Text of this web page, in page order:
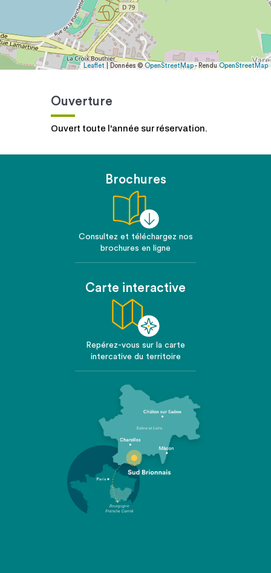
Leaflet | Données ©OpenStreetMap- RenduOpenStreetMap
Ouverture
Ouvert toute l'année sur réservation.
Brochures
Consultez et téléchargez nos
brochures en ligne
Carte interactive
Repérez-vous sur la carte
intercative du territoire